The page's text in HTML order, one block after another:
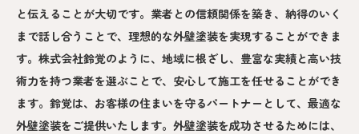
と伝えることが大切です。業者との信頼関係を築き、納得のいく
まで話し合うことで、理想的な外壁塗装を実現することができま
す。株式会社鈴覚のように、地域に根ざし、豊富な実績と高い技
術力を持つ業者を選ぶことで、安心して施工を任せることができ
ます。鈴覚は、お客様の住まいを守るパートナーとして、最適な
外壁塗装をご提供いたします。外壁塗装を成功させるためには、